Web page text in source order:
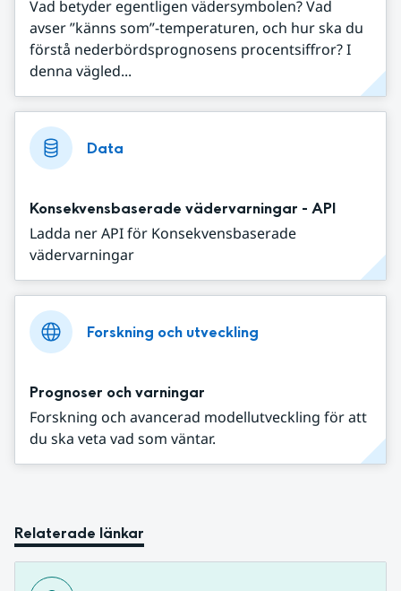
Vad betyder egentligen vädersymbolen? Vad
avser ”känns som”-temperaturen, och hur ska du
förstå nederbördsprognosens procentsiffror? I
denna vägled...
Data
Konsekvensbaserade vädervarningar - API
Ladda ner API för Konsekvensbaserade
vädervarningar
Forskning och utveckling
Prognoser och varningar
Forskning och avancerad modellutveckling för att
du ska veta vad som väntar.
Relaterade länkar